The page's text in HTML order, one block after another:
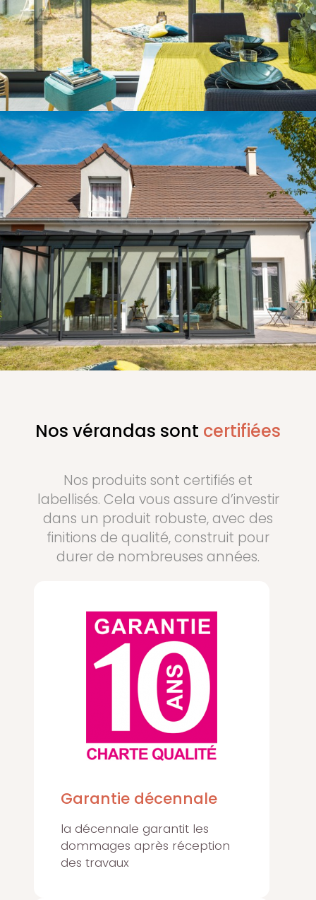
*Exemple de prix en € TTC livré et posé, correspondant
à une réalisation sur-mesure et selon caractéristiques
citées, sous réserve de l’accessibilité et du lieu de
pose.
Les plus Gustave Rideau
Conseil pour l’agencement de votre
espace
Aide aux démarches administratives
Livraison & pose
Garantie décennale
Aide au financement*
En savoir plus
Nos vérandas sont certifiées
Nos produits sont certifiés et
labellisés. Cela vous assure d’investir
dans un produit robuste, avec des
finitions de qualité, construit pour
durer de nombreuses années.
Garantie décennale
la décennale garantit les
dommages après réception
des travaux